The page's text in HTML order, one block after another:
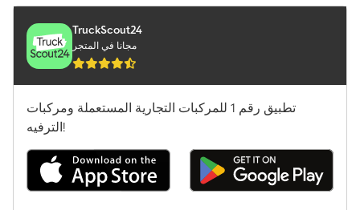
للانغلاق (ABS),
TruckScout24
مجانا في المتجر
تطبيق رقم 1 للمركبات التجارية المستعملة ومركبات
الترفيه!